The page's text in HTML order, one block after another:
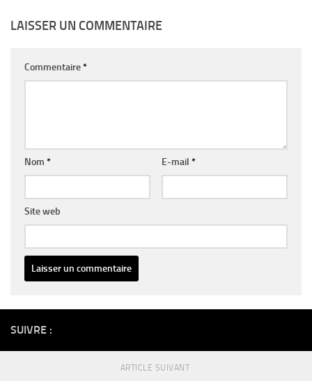
LAISSER UN COMMENTAIRE
Commentaire*
Nom * E-mail *
Site web
SUIVRE :
ARTICLE SUIVANT